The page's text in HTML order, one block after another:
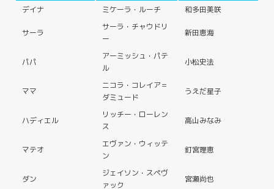
デイナ
ミケーラ・ルーチ 和多田美咲
サーラ
サーラ・チャウドリ
ー
新田恵海
パパ
アーミッシュ・パテ
ル
小松史法
ママ
ニコラ・コレイア＝
ダミュード
うえだ星子
ハディエル
リッチー・ローレン
ス
高山みなみ
マテオ
エヴァン・ウィッテ
ン
釘宮理恵
ダン
ジェイソン・スペヴ
ァック
宮瀬尚也